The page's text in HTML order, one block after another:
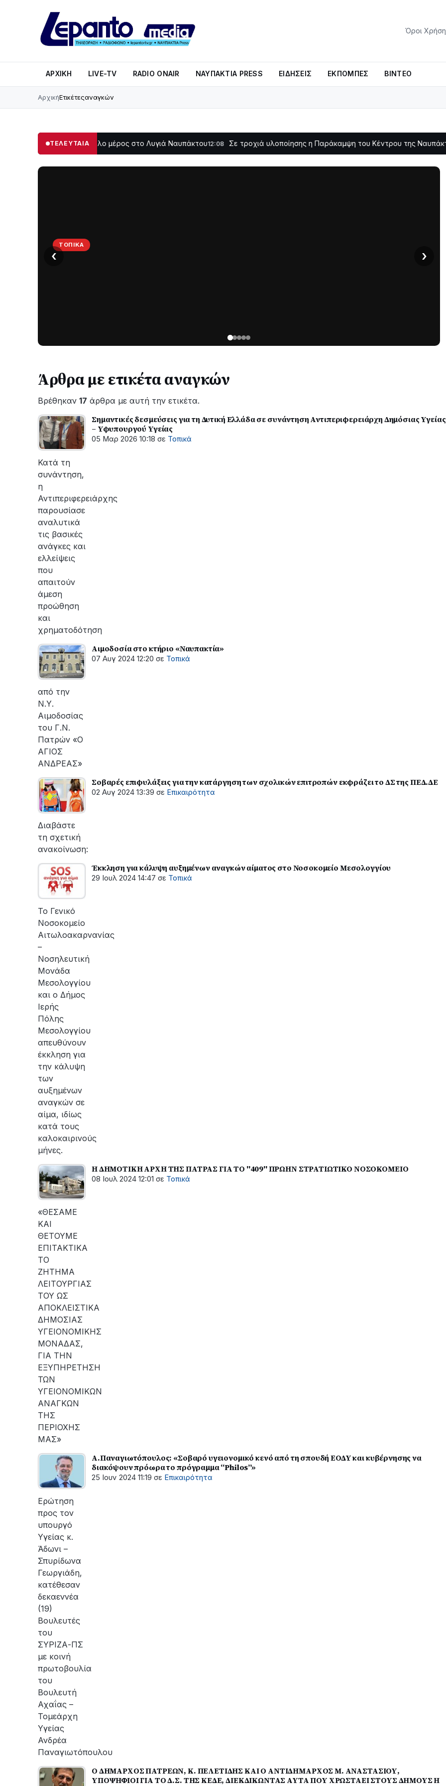
Όροι
ΑΡΧΙΚΉ LIVE-TV RADIO ONAIR ΝΑΥΠΑΚΤΊΑ PRESS ΕΙΔΉΣΕΙΣ ΕΚΠΟΜΠΈΣ ΒΊΝΤΕΟ
ΑρχικήΕτικέτεςαναγκών
ΤΕΛΕΥΤΑΙΑ
σκοτάδι μεγάλο μέρος στο Λυγιά Ναυπάκτου12:08 Σε τροχιά υλοποίησης η Παράκαμψη του Κέντρου της Ναυπάκτου11:11 Σε
ΤΟΠΙΚΆ
Στο
Λυγιά
περιοχές
περίπου
ώρες
–
Σε
εξέλιξη
οι
εργασίες
του
ΔΕΔΔΗΕ
την
αποκατάσταση
της
βλάβης
‹ ›
Άρθρα με ετικέτα αναγκών
Βρέθηκαν 17 άρθρα με αυτή την ετικέτα.
Σημαντικές δεσμεύσεις για τη Δυτική Ελλάδα σε συνάντηση Αντιπεριφερειάρχη Δημόσιας Υγείας
– Υφυπουργού Υγείας
05 Μαρ 2026 10:18 σε Τοπικά
Κατά τη
συνάντηση,
η
Αντιπεριφερειάρχης
παρουσίασε
αναλυτικά
τις βασικές
ανάγκες και
ελλείψεις
που
απαιτούν
άμεση
προώθηση
και
χρηματοδότηση
Αιμοδοσία στο κτήριο «Ναυπακτία»
07 Αυγ 2024 12:20 σε Τοπικά
από την
Ν.Υ.
Αιμοδοσίας
του Γ.Ν.
Πατρών «Ο
ΑΓΙΟΣ
ΑΝΔΡΕΑΣ»
Σοβαρές επιφυλάξεις για την κατάργηση των σχολικών επιτροπών εκφράζει το ΔΣ της ΠΕΔ.ΔΕ
02 Αυγ 2024 13:39 σε Επικαιρότητα
Διαβάστε
τη σχετική
ανακοίνωση:
Έκκληση για κάλυψη αυξημένων αναγκών αίματος στο Νοσοκομείο Μεσολογγίου
29 Ιουλ 2024 14:47 σε Τοπικά
Το Γενικό
Νοσοκομείο
Αιτωλοακαρνανίας
–
Νοσηλευτική
Μονάδα
Μεσολογγίου
και ο Δήμος
Ιερής
Πόλης
Μεσολογγίου
απευθύνουν
έκκληση για
την κάλυψη
των
αυξημένων
αναγκών σε
αίμα, ιδίως
κατά τους
καλοκαιρινούς
μήνες.
Η ΔΗΜΟΤΙΚΗ ΑΡΧΗ ΤΗΣ ΠΑΤΡΑΣ ΓΙΑ ΤΟ ''409'' ΠΡΩΗΝ ΣΤΡΑΤΙΩΤΙΚΟ ΝΟΣΟΚΟΜΕΙΟ
08 Ιουλ 2024 12:01 σε Τοπικά
«ΘΕΣΑΜΕ
ΚΑΙ
ΘΕΤΟΥΜΕ
ΕΠΙΤΑΚΤΙΚΑ
ΤΟ
ΖΗΤΗΜΑ
ΛΕΙΤΟΥΡΓΙΑΣ
ΤΟΥ ΩΣ
ΑΠΟΚΛΕΙΣΤΙΚΑ
ΔΗΜΟΣΙΑΣ
ΥΓΕΙΟΝΟΜΙΚΗΣ
ΜΟΝΑΔΑΣ,
ΓΙΑ ΤΗΝ
ΕΞΥΠΗΡΕΤΗΣΗ
ΤΩΝ
ΥΓΕΙΟΝΟΜΙΚΩΝ
ΑΝΑΓΚΩΝ
ΤΗΣ
ΠΕΡΙΟΧΗΣ
ΜΑΣ»
Α.Παναγιωτόπουλος: «Σοβαρό υγειονομικό κενό από τη σπουδή ΕΟΔΥ και κυβέρνησης να
διακόψουν πρόωρα το πρόγραμμα ‘‘Philos’’»
25 Ιουν 2024 11:19 σε Επικαιρότητα
Ερώτηση
προς τον
υπουργό
Υγείας κ.
Άδωνι –
Σπυρίδωνα
Γεωργιάδη,
κατέθεσαν
δεκαεννέα
(19)
Βουλευτές
του
ΣΥΡΙΖΑ-ΠΣ
με κοινή
πρωτοβουλία
του
Βουλευτή
Αχαΐας –
Τομεάρχη
Υγείας
Ανδρέα
Παναγιωτόπουλου
Ο ΔΗΜΑΡΧΟΣ ΠΑΤΡΕΩΝ, Κ. ΠΕΛΕΤΙΔΗΣ ΚΑΙ Ο ΑΝΤΙΔΗΜΑΡΧΟΣ Μ. ΑΝΑΣΤΑΣΙΟΥ,
ΥΠΟΨΗΦΙΟΙ ΓΙΑ ΤΟ Δ.Σ. ΤΗΣ ΚΕΔΕ, ΔΙΕΚΔΙΚΩΝΤΑΣ ΑΥΤΑ ΠΟΥ ΧΡΩΣΤΑΕΙ ΣΤΟΥΣ ΔΗΜΟΥΣ Η